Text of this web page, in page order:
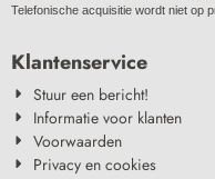
Telefonische acquisitie wordt niet op
Klantenservice
Stuur een bericht!
Informatie voor klanten
Voorwaarden
Privacy en cookies